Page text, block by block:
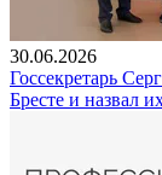
30.06.2026
Госсекретарь
Бресте и назвал